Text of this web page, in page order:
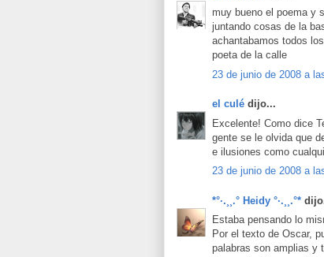
muy bueno el poema y
juntando cosas de la
achantabamos todos
poeta de la calle
23 de junio de 2008 a
el culé dijo...
Excelente! Como dice
gente se le olvida que
e ilusiones como
23 de junio de 2008 a
*°·.¸¸.° Heidy °·.¸¸.°*
Estaba pensando lo
Por el texto de Oscar,
palabras son amplias y